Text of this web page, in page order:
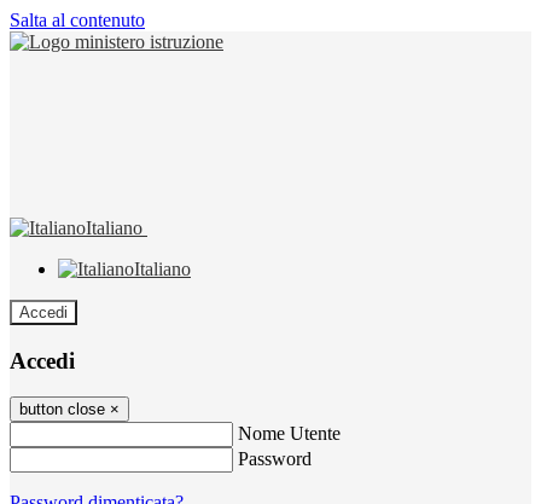
Salta al contenuto
Italiano
Italiano
Accedi
Accedi
button close ×
Nome Utente
Password